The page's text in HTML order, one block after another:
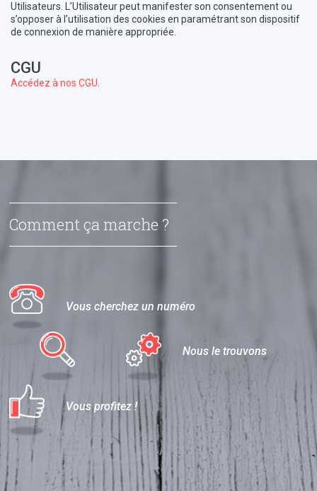
Utilisateurs. L’Utilisateur peut manifester son consentement ou
s’opposer à l’utilisation des cookies en paramétrant son dispositif
de connexion de manière appropriée.
CGU
Accédez à nos CGU
Comment ça marche ?
Vous cherchez un numéro
Nous le trouvons
Vous profitez !